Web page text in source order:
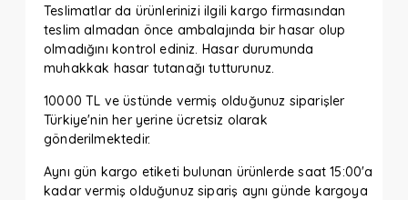
Teslimatlar da ürünlerinizi ilgili kargo firmasından
teslim almadan önce ambalajında bir hasar olup
olmadığını kontrol ediniz. Hasar durumunda
muhakkak hasar tutanağı tutturunuz.
10000 TL ve üstünde vermiş olduğunuz siparişler
Türkiye'nin her yerine ücretsiz olarak
gönderilmektedir.
Aynı gün kargo etiketi bulunan ürünlerde saat 15:00'a
kadar vermiş olduğunuz sipariş aynı günde kargoya